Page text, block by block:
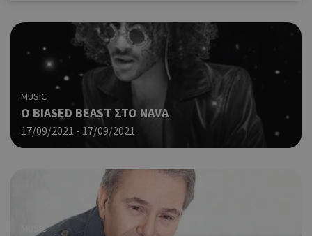
MUSIC
O BIASED BEAST ΣΤΟ NAVA
17/09/2021 - 17/09/2021
MUSIC